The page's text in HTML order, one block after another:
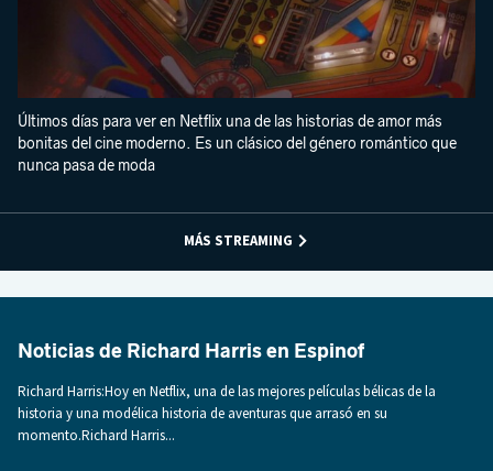
Últimos días para ver en Netflix una de las historias de amor más
bonitas del cine moderno. Es un clásico del género romántico que
nunca pasa de moda
MÁS STREAMING
Noticias de Richard Harris en Espinof
Richard Harris:Hoy en Netflix, una de las mejores películas bélicas de la
historia y una modélica historia de aventuras que arrasó en su
momento.Richard Harris...